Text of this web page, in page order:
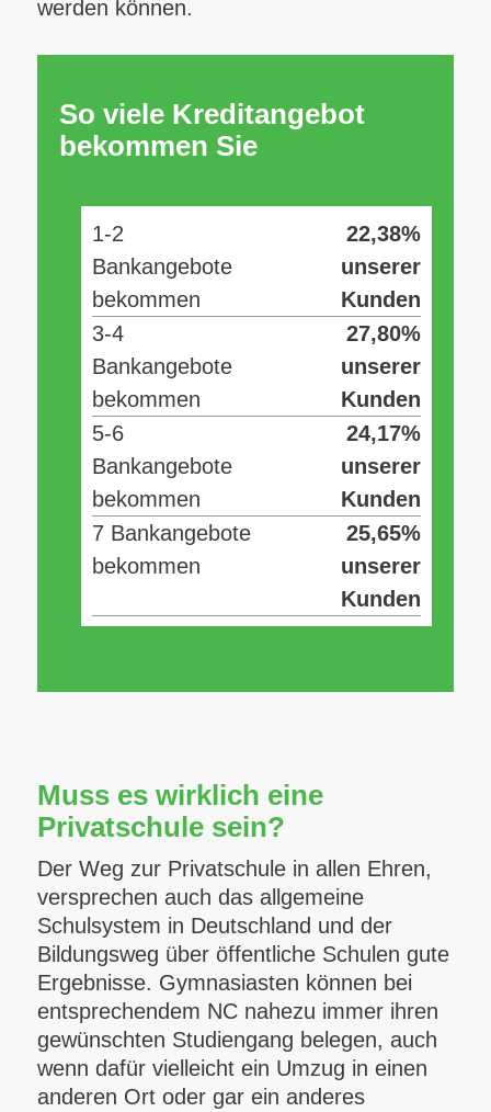
werden können.
So viele Kreditangebot
bekommen Sie
1-2
Bankangebote
bekommen
22,38%
unserer
Kunden
3-4
Bankangebote
bekommen
27,80%
unserer
Kunden
5-6
Bankangebote
bekommen
24,17%
unserer
Kunden
7 Bankangebote
bekommen
25,65%
unserer
Kunden
Muss es wirklich eine
Privatschule sein?
Der Weg zur Privatschule in allen Ehren,
versprechen auch das allgemeine
Schulsystem in Deutschland und der
Bildungsweg über öffentliche Schulen gute
Ergebnisse. Gymnasiasten können bei
entsprechendem NC nahezu immer ihren
gewünschten Studiengang belegen, auch
wenn dafür vielleicht ein Umzug in einen
anderen Ort oder gar ein anderes